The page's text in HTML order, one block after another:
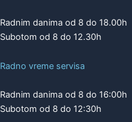
Radnim danima od 8 do 18.00h
Subotom od 8 do 12.30h
Radno vreme servisa
Radnim danima od 8 do 16:00h
Subotom od 8 do 12:30h